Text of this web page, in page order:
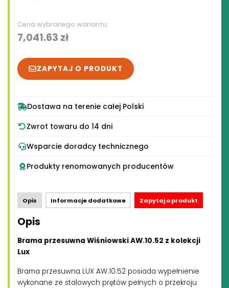
7,041.63 zł
ZAPYTAJ O PRODUKT
Dostawa na terenie całej Polski
Zwrot towaru do 14 dni
Wsparcie doradcy technicznego
Produkty renomowanych producentów
Opis Informacje dodatkowe Zapytaj o produkt
Opis
Brama przesuwna Wiśniowski AW.10.52 z kolekcji
Lux
Brama przesuwna LUX AW.10.52 posiada wypełnienie
wykonane ze stalowych prętów pełnych o przekroju